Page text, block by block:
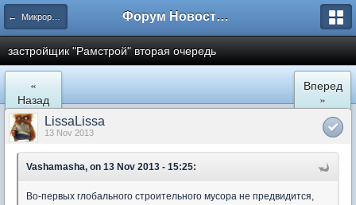
← Микрорайон Солнечный (ул. Лучистая 1, 2, 3) Форум Новостройки
застройщик "Рамстрой" вторая очередь
«
Назад
Вперед
»
LissaLissa
13 Nov 2013
Vashamasha, on 13 Nov 2013 - 15:25:
Во-первых глобального строительного мусора не предвидится,